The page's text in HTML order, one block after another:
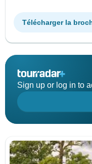
Télécharger la
Sign up or log in to